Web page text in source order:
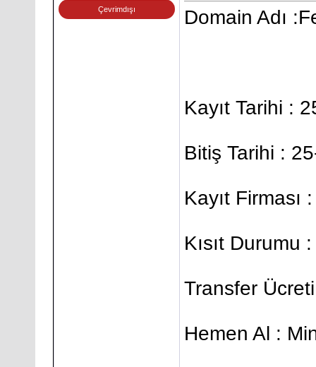
Çevrimdışı Domain Adı
Kayıt Tarihi :
Bitiş Tarihi :
Kayıt Firması
Kısıt Durumu
Transfer
Hemen Al :